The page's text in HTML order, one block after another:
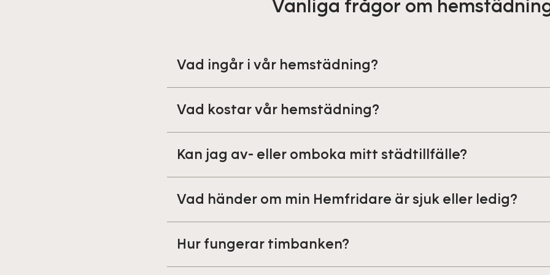
Vanliga frågor om
Vad ingår i vår hemstädning?
Vad kostar vår hemstädning?
Kan jag av- eller omboka mitt städtillfälle?
Vad händer om min Hemfridare är sjuk eller ledig?
Hur fungerar timbanken?